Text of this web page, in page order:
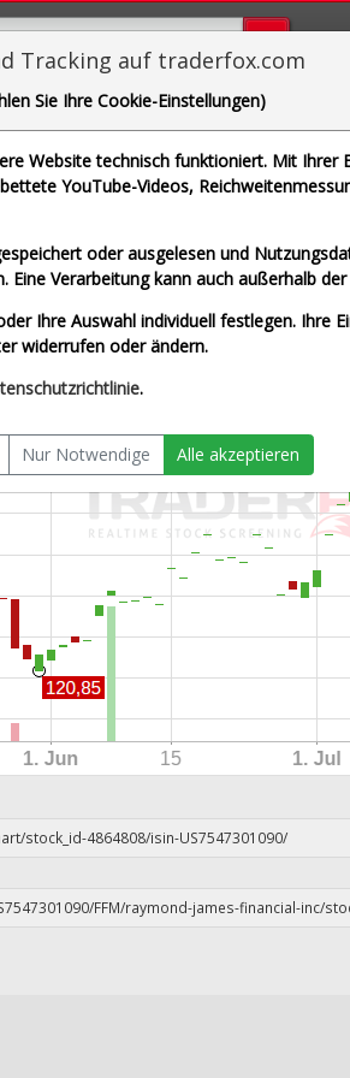
Financial Inc.
Tracking auf traderfox.com
Sie Ihre Cookie-Einstellungen)
Website technisch funktioniert. Mit Ihrer
YouTube-Videos,
oder ausgelesen und
Verarbeitung kann auch außerhalb
Ihre Auswahl individuell festlegen. Ihre
widerrufen oder ändern.
.
Nur Notwendige Alle akzeptieren